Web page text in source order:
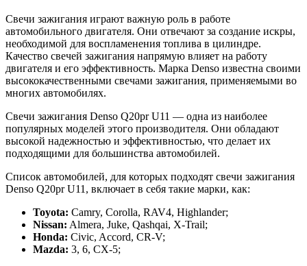
Свечи зажигания играют важную роль в работе
автомобильного двигателя. Они отвечают за создание искры,
необходимой для воспламенения топлива в цилиндре.
Качество свечей зажигания напрямую влияет на работу
двигателя и его эффективность. Марка Denso известна своими
высококачественными свечами зажигания, применяемыми во
многих автомобилях.
Свечи зажигания Denso Q20pr U11 — одна из наиболее
популярных моделей этого производителя. Они обладают
высокой надежностью и эффективностью, что делает их
подходящими для большинства автомобилей.
Список автомобилей, для которых подходят свечи зажигания
Denso Q20pr U11, включает в себя такие марки, как:
Toyota: Camry, Corolla, RAV4, Highlander;
Nissan: Almera, Juke, Qashqai, X-Trail;
Honda: Civic, Accord, CR-V;
Mazda: 3, 6, CX-5;